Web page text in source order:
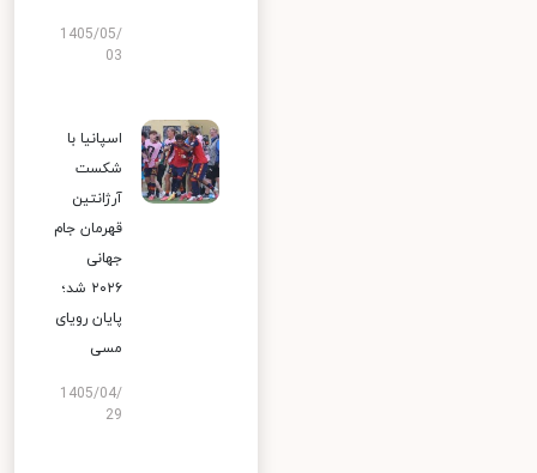
1405/05/
03
اسپانیا با
شکست
آرژانتین
قهرمان جام
جهانی
۲۰۲۶ شد؛
پایان رویای
مسی
1405/04/
29